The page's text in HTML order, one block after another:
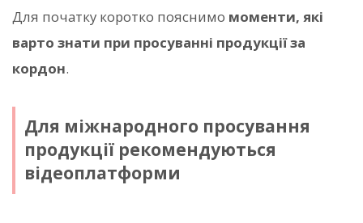
Для початку коротко пояснимо моменти, які
варто знати при просуванні продукції за
кордон.
Для міжнародного просування
продукції рекомендуються
відеоплатформи